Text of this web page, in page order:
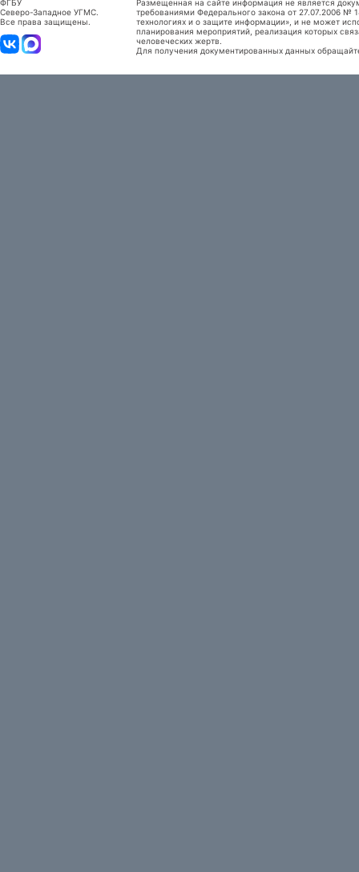
ФГБУ
Северо-Западное УГМС.
Все права защищены.
Размещенная на сайте информация не является
требованиями Федерального закона от 27.07.2006
технологиях и о защите информации», и не может
планирования мероприятий, реализация которых
человеческих жертв.
Для получения документированных данных